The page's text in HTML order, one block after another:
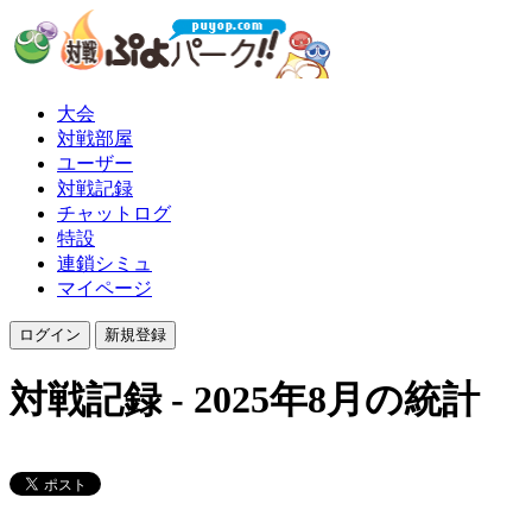
大会
対戦部屋
ユーザー
対戦記録
チャットログ
特設
連鎖シミュ
マイページ
対戦記録 - 2025年8月の統計